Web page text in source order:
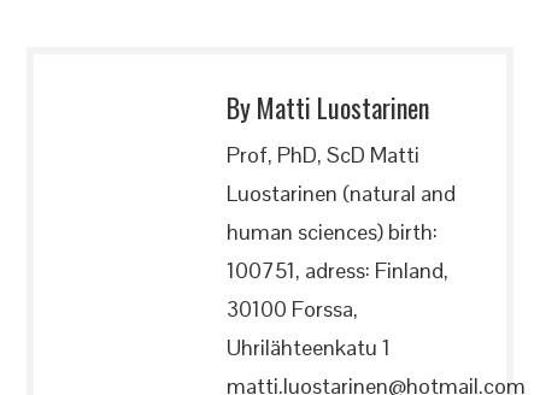
By Matti Luostarinen
Prof, PhD, ScD Matti
Luostarinen (natural and
human sciences) birth:
100751, adress: Finland,
30100 Forssa,
Uhrilähteenkatu 1
matti.luostarinen@hotmail.com